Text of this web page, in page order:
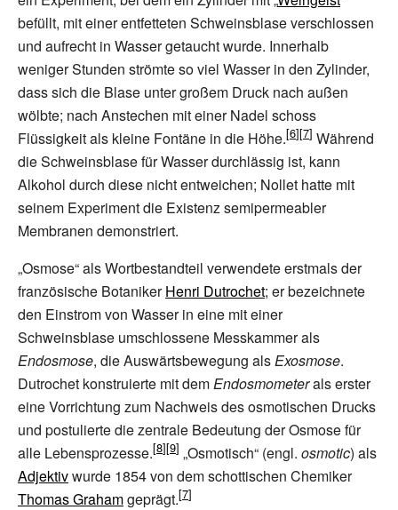
befüllt, mit einer entfetteten Schweinsblase verschlossen
und aufrecht in Wasser getaucht wurde. Innerhalb
weniger Stunden strömte so viel Wasser in den Zylinder,
dass sich die Blase unter großem Druck nach außen
wölbte; nach Anstechen mit einer Nadel schoss
Flüssigkeit als kleine Fontäne in die Höhe.
Während
die Schweinsblase für Wasser durchlässig ist, kann
Alkohol durch diese nicht entweichen; Nollet hatte mit
seinem Experiment die Existenz semipermeabler
Membranen demonstriert.
„Osmose“ als Wortbestandteil verwendete erstmals der
französische BotanikerHenri Dutrochet; er bezeichnete
den Einstrom von Wasser in eine mit einer
Schweinsblase umschlossene Messkammer als
Endosmose, die Auswärtsbewegung als Exosmose.
Dutrochet konstruierte mit dem Endosmometerals erster
eine Vorrichtung zum Nachweis des osmotischen Drucks
und postulierte die zentrale Bedeutung der Osmose für
alle Lebensprozesse.
„Osmotisch“ (engl. osmotic) als
Adjektivwurde 1854 von dem schottischen Chemiker
Thomas Grahamgeprägt.